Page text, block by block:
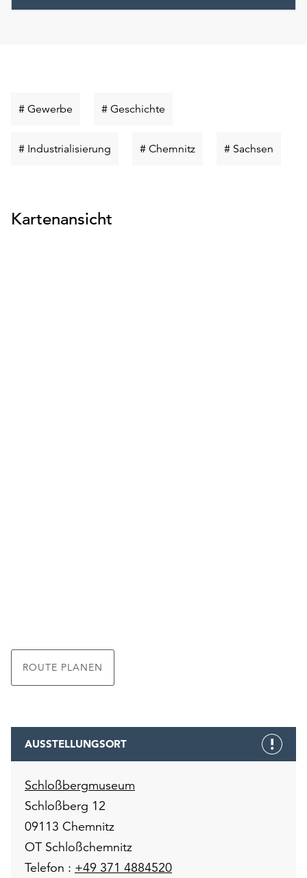
# Gewerbe Schlüsselwort
# Geschichte
# Industrialisierung Schlüsselwort
# ChemnitzSchlüsselwort
# Sachsen
Kartenansicht
ROUTE PLANEN
AUSSTELLUNGSORT
Schloßbergmuseum
Schloßberg 12
09113 Chemnitz
OT Schloßchemnitz
Telefon : +49 371 4884520